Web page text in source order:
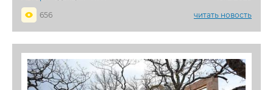
656
читать новость